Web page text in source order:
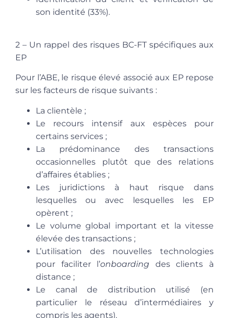
son identité (33%).
2 – Un rappel des risques BC-FT spécifiques aux
EP
Pour l’ABE, le risque élevé associé aux EP repose
sur les facteurs de risque suivants :
La clientèle ;
Le recours intensif aux espèces pour
certains services ;
La prédominance des transactions
occasionnelles plutôt que des relations
d’affaires établies ;
Les juridictions à haut risque dans
lesquelles ou avec lesquelles les EP
opèrent ;
Le volume global important et la vitesse
élevée des transactions ;
L’utilisation des nouvelles technologies
pour faciliter l’onboarding des clients à
distance ;
Le canal de distribution utilisé (en
particulier le réseau d’intermédiaires y
compris les agents).